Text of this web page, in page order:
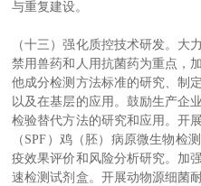
与重复建设。
（十三）强化质控技术研发。大
禁用兽药和人用抗菌药为重点，
他成分检测方法标准的研究、制
以及在基层的应用。鼓励生产企
检验替代方法的研究和应用。开
（SPF）鸡（胚）病原微生物检
疫效果评价和风险分析研究。加
速检测试剂盒。开展动物源细菌